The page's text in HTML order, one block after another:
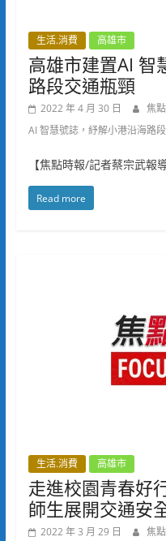
生活.消費 高雄市
高雄市建置AI 智
路段交通瓶頸
2022 年 4 月 30 日 焦
AI 智慧號誌，紓解小港沿海路
【焦點時報/記者蔡宗武報
Read more
生活.消費 高雄市
走進校園青春好
師生展開交通安
2022 年 3 月 29 日 焦